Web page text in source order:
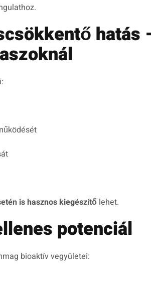
hatás
is hasznos kiegészítő lehet.
potenciál
bioaktív vegyületei: